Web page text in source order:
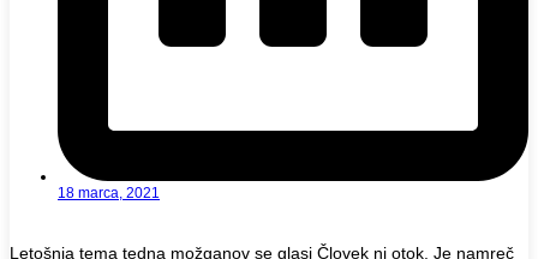
18 marca, 2021
Letošnja tema tedna možganov se glasi Človek ni otok. Je namreč